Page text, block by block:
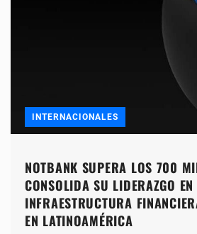
INTERNACIONALES
NOTBANK SUPERA LOS 700
CONSOLIDA SU LIDERAZGO EN
INFRAESTRUCTURA
EN LATINOAMÉRICA